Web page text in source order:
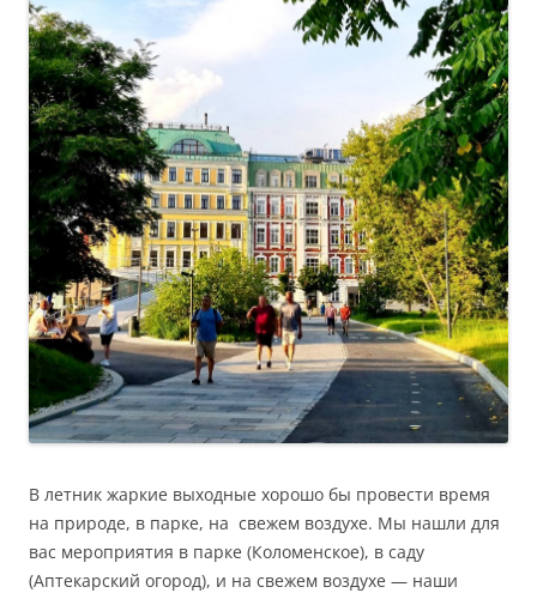
В летник жаркие выходные хорошо бы провести время
на природе, в парке, на свежем воздухе. Мы нашли для
вас мероприятия в парке (Коломенское), в саду
(Аптекарский огород), и на свежем воздухе — наши